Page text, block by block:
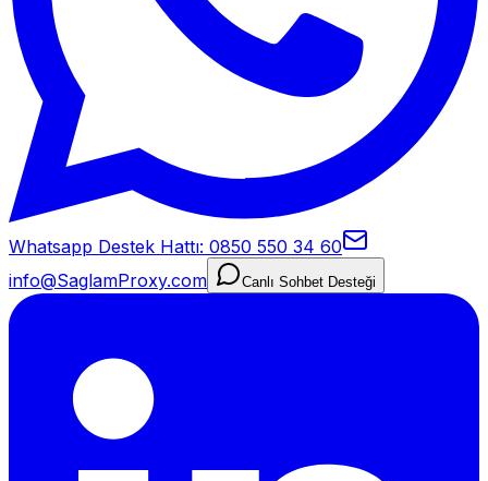
Whatsapp Destek Hattı: 0850 550 34 60
info@SaglamProxy.com
Canlı Sohbet Desteği